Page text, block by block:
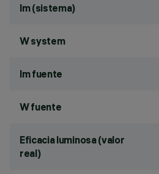
lm (sistema)
W system
lm fuente
W fuente
Eficacia luminosa (valor
real)